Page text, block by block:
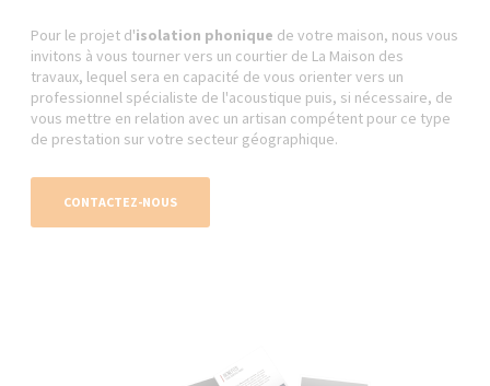
Pour le projet d'isolation phonique de votre maison, nous vous
invitons à vous tourner vers un courtier de La Maison des
travaux, lequel sera en capacité de vous orienter vers un
professionnel spécialiste de l'acoustique puis, si nécessaire, de
vous mettre en relation avec un artisan compétent pour ce type
de prestation sur votre secteur géographique.
CONTACTEZ-NOUS